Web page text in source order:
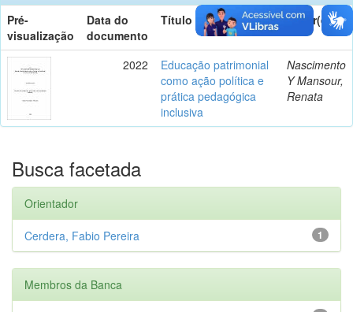
Pré-
visualização
Data do
documento
Título Autor(es)
2022
Educação patrimonial
como ação política e
prática pedagógica
inclusiva
Nascimento
Y Mansour,
Renata
Busca facetada
Orientador
1
Cerdera, Fabio Pereira
Membros da Banca